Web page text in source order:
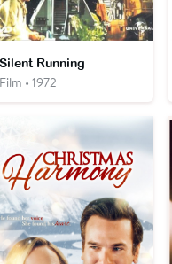
Running
• 1972